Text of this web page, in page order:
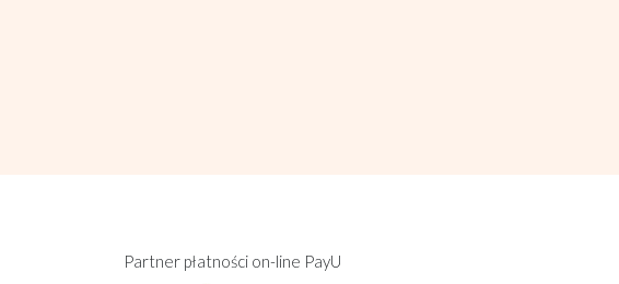
Partner płatności on-line PayU